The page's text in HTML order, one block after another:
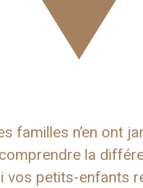
familles n’en ont
la
vos petits-enfants